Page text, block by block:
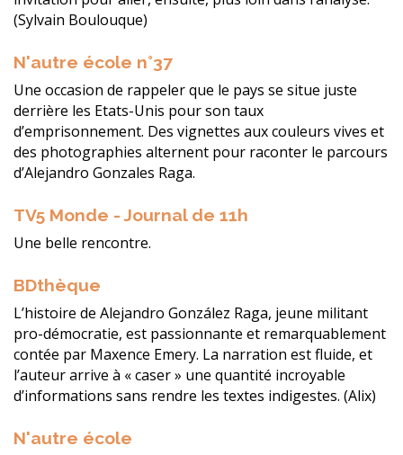
(Sylvain Boulouque)
N'autre école n°37
Une occasion de rappeler que le pays se situe juste
derrière les Etats-Unis pour son taux
d’emprisonnement. Des vignettes aux couleurs vives et
des photographies alternent pour raconter le parcours
d’Alejandro Gonzales Raga.
TV5 Monde - Journal de 11h
Une belle rencontre.
BDthèque
L’histoire de Alejandro González Raga, jeune militant
pro-démocratie, est passionnante et remarquablement
contée par Maxence Emery. La narration est fluide, et
l’auteur arrive à « caser » une quantité incroyable
d’informations sans rendre les textes indigestes. (Alix)
N'autre école